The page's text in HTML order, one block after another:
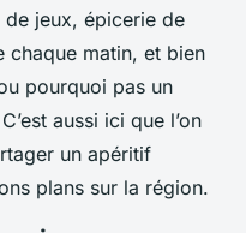
jeux, épicerie de
chaque matin, et bien
pourquoi pas un
aussi ici que l’on
un apéritif
plans sur la région.